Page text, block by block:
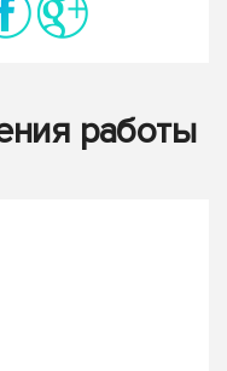
работы